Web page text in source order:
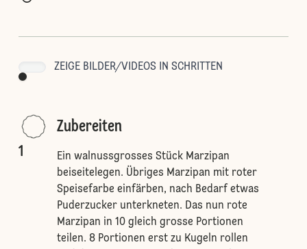
ZEIGE BILDER/VIDEOS IN SCHRITTEN
1
Zubereiten
Ein walnussgrosses Stück Marzipan
beiseitelegen. Übriges Marzipan mit roter
Speisefarbe einfärben, nach Bedarf etwas
Puderzucker unterkneten. Das nun rote
Marzipan in 10 gleich grosse Portionen
teilen. 8 Portionen erst zu Kugeln rollen